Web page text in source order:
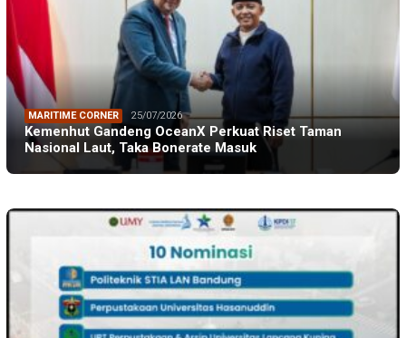
MARITIME CORNER 25/07/2026
Kemenhut Gandeng OceanX Perkuat Riset Taman
Nasional Laut, Taka Bonerate Masuk